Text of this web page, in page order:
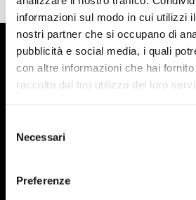
informazioni sul modo in cui utilizzi
nostri partner che si occupano di
pubblicità e social media, i quali
con altre informazioni che hai
raccolto dal tuo utilizzo dei loro
delNecessari
Preferenze